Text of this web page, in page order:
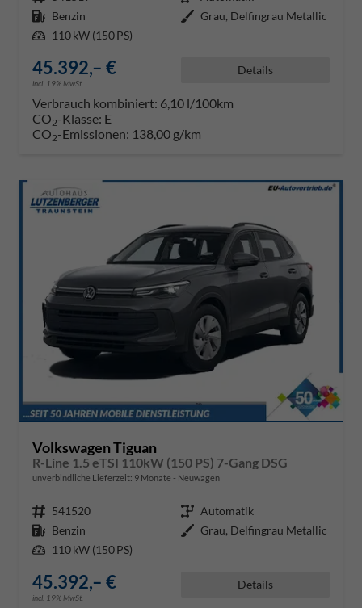
Kraftstoff Benzin Außenfarbe Grau, Delfingrau Metallic
Leistung 110 kW (150 PS)
45.392,– €
incl. 19% MwSt.
Details
Verbrauch kombiniert: 6,10 l/100km
CO2-Klasse: E
CO2-Emissionen: 138,00 g/km
Volkswagen Tiguan
R-Line 1.5 eTSI 110kW (150 PS) 7-Gang DSG
unverbindliche Lieferzeit: 9 Monate Neuwagen
Fahrzeugnr. 541520 Getriebe Automatik
Kraftstoff Benzin Außenfarbe Grau, Delfingrau Metallic
Leistung 110 kW (150 PS)
45.392,– €
incl. 19% MwSt.
Details